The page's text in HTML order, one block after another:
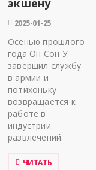
экшену
2025-01-25
Осенью прошлого
года Он Сон У
завершил службу
в армии и
потихоньку
возвращается к
работе в
индустрии
развлечений.
ЧИТАТЬ